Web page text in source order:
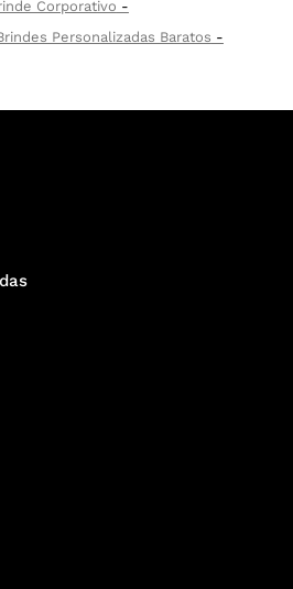
Corporativo
Personalizadas Baratos